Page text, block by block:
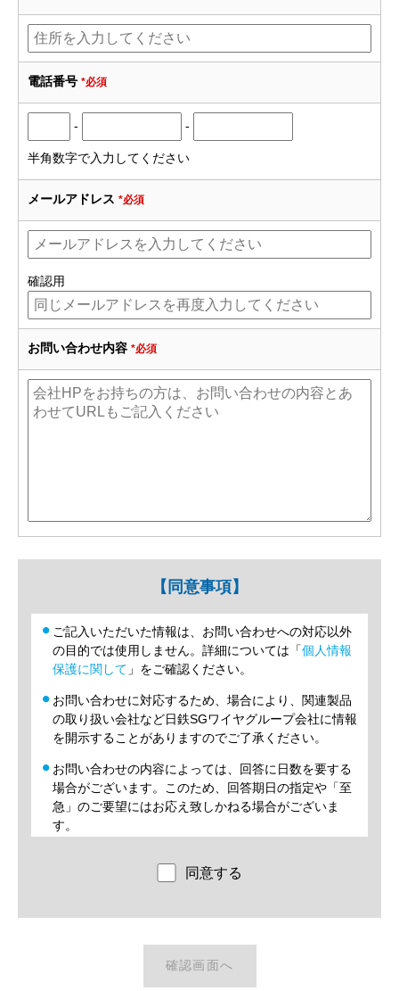
電話番号 *必須
- -
半角数字で入力してください
メールアドレス *必須
確認用
お問い合わせ内容 *必須
【同意事項】
ご記入いただいた情報は、お問い合わせへの対応以外
の目的では使用しません。詳細については「個人情報
保護に関して 」をご確認ください。
お問い合わせに対応するため、場合により、関連製品
の取り扱い会社など日鉄SGワイヤグループ会社に情報
を開示することがありますのでご了承ください。
お問い合わせの内容によっては、回答に日数を要する
場合がございます。このため、回答期日の指定や「至
急」のご要望にはお応え致しかねる場合がございま
す。
の記載項目に不備がある場合、ご回答できかねますの
のご依頼、当社グループ事業と直接関係のない内容に
関するお問い合わせ等については、回答や担当部署・
同意する